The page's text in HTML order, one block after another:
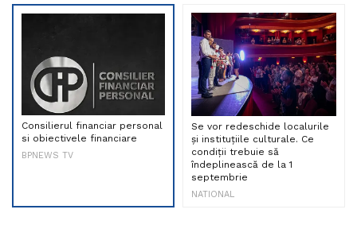
Consilierul financiar personal
si obiectivele financiare
BPNEWS TV
Se vor redeschide localurile
și instituțiile culturale. Ce
condiții trebuie să
îndeplinească de la 1
septembrie
NATIONAL